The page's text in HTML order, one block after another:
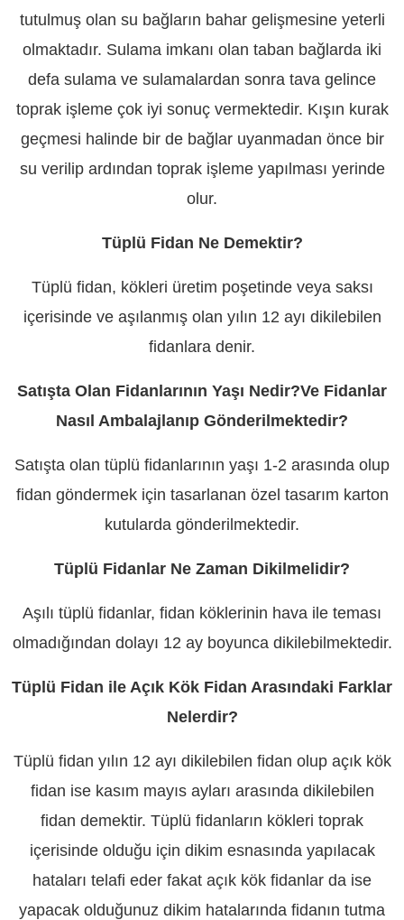
tutulmuş olan su bağların bahar gelişmesine yeterli
olmaktadır. Sulama imkanı olan taban bağlarda iki
defa sulama ve sulamalardan sonra tava gelince
toprak işleme çok iyi sonuç vermektedir. Kışın kurak
geçmesi halinde bir de bağlar uyanmadan önce bir
su verilip ardından toprak işleme yapılması yerinde
olur.
Tüplü Fidan Ne Demektir?
Tüplü fidan, kökleri üretim poşetinde veya saksı
içerisinde ve aşılanmış olan yılın 12 ayı dikilebilen
fidanlara denir.
Satışta Olan Fidanlarının Yaşı Nedir?Ve Fidanlar
Nasıl Ambalajlanıp Gönderilmektedir?
Satışta olan tüplü fidanlarının yaşı 1-2 arasında olup
fidan göndermek için tasarlanan özel tasarım karton
kutularda gönderilmektedir.
Tüplü Fidanlar Ne Zaman Dikilmelidir?
Aşılı tüplü fidanlar, fidan köklerinin hava ile teması
olmadığından dolayı 12 ay boyunca dikilebilmektedir.
Tüplü Fidan ile Açık Kök Fidan Arasındaki Farklar
Nelerdir?
Tüplü fidan yılın 12 ayı dikilebilen fidan olup açık kök
fidan ise kasım mayıs ayları arasında dikilebilen
fidan demektir. Tüplü fidanların kökleri toprak
içerisinde olduğu için dikim esnasında yapılacak
hataları telafi eder fakat açık kök fidanlar da ise
yapacak olduğunuz dikim hatalarında fidanın tutma